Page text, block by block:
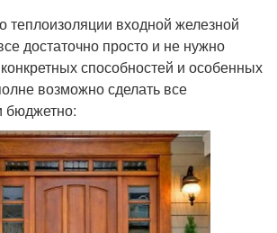
теплоизоляции входной железной
достаточно просто и не нужно
способностей и особенных
возможно сделать все
бюджетно: